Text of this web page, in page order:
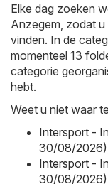
Elke dag zoeken
Anzegem, zodat
vinden. In de
momenteel 13
categorie
hebt.
Weet u niet waar
Intersport -
30/08/2026)
Intersport -
30/08/2026)